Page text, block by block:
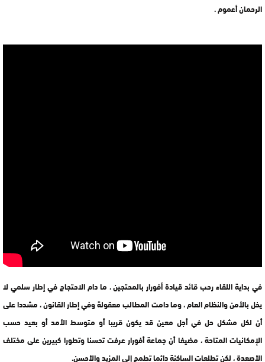
الرحمان أعموم .
في بداية اللقاء رحب قائد قيادة أفورار بالمحتجين ، ما دام الاحتجاج في إطار سلمي لا
يخل بالأمن والنظام العام ، وما دامت المطالب معقولة وفي إطار القانون ، مشددا على
أن لكل مشكل حل في أجل معين قد يكون قريبا أو متوسط الأمد أو بعيد حسب
الإمكانيات المتاحة ، مضيفا أن جماعة أفورار عرفت تحسنا وتطورا كبيرين على مختلف
الأصعدة ، لكن تطلعات الساكنة دائما تطمح إلى المزيد والأحسن.